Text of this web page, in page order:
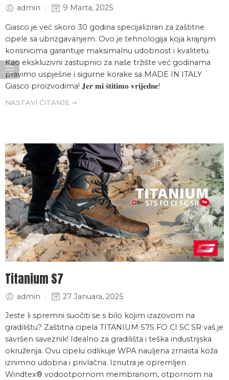
admin 9 Marta, 2025
Giasco je već skoro 30 godina specijaliziran za zaštitne
cipele sa ubrizgavanjem. Ovo je tehnologija koja krajnjim
korisnicima garantuje maksimalnu udobnost i kvalitetu.
Kao ekskluzivni zastupnici za naše tržište već godinama
pravimo uspješne i sigurne korake sa MADE IN ITALY
Giasco proizvodima! 𝐉𝐞𝐫 𝐦𝐢 𝐬̌𝐭𝐢𝐭𝐢𝐦𝐨 𝐯𝐫𝐢𝐣𝐞𝐝𝐧𝐞!
NASTAVI ČITANJE ➞
Titanium S7
admin 27 Januara, 2025
Jeste li spremni suočiti se s bilo kojim izazovom na
gradilištu? Zaštitna cipela TITANIUM S7S FO CI SC SR vaš je
savršen saveznik! Idealno za gradilišta i teška industrijska
okruženja. Ovu cipelu odlikuje WPA nauljena zrnasta koža
iznimno udobna i privlačna. Iznutra je opremljen
Windtex® vodootpornom membranom, otpornom na